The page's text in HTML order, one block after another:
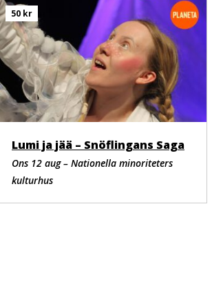
50 kr
Lumi ja jää – Snöflingans Saga
Ons 12 aug – Nationella minoriteters
kulturhus